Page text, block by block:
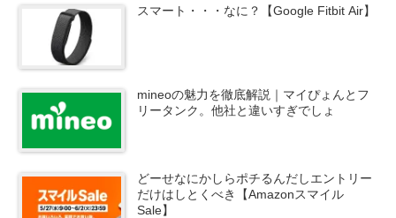
スマート・・・なに？【Google Fitbit Air】
mineoの魅力を徹底解説｜マイぴょんとフ
リータンク。他社と違いすぎでしょ
どーせなにかしらポチるんだしエントリー
だけはしとくべき【Amazonスマイル
Sale】